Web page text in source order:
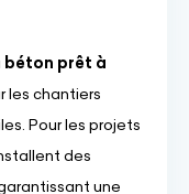
béton prêt à
les chantiers
Pour les projets
des
une